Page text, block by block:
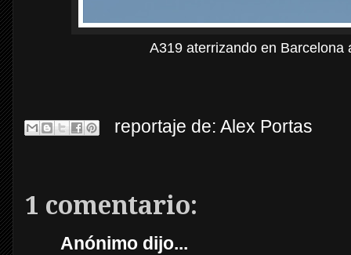
A319 aterrizando en Barcelona
reportaje de: Alex Portas
1 comentario:
Anónimo dijo...